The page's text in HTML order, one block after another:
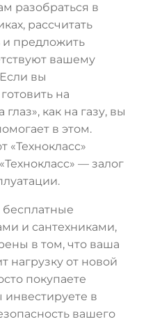
разобраться в
рассчитать
предложить
вашему
вы
на
как на газу, вы
в этом.
— залог
и сантехниками,
в том, что ваша
нагрузку от новой
покупаете
в
вашего